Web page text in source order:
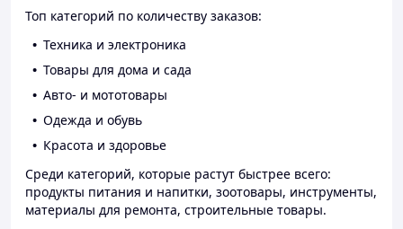
Топ категорий по количеству заказов:
Техника и электроника
Товары для дома и сада
Авто- и мототовары
Одежда и обувь
Красота и здоровье
Среди категорий, которые растут быстрее всего:
продукты питания и напитки, зоотовары, инструменты,
материалы для ремонта, строительные товары.